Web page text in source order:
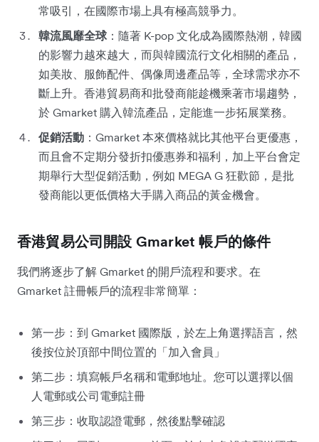
常吸引，在國際市場上具有極高競爭力。
韓流風靡全球：隨著 K-pop 文化成為國際熱潮，韓國
的影響力越來越大，而與韓國流行文化相關的產品，
如美妝、服飾配件、偶像周邊產品等，全球需求亦不
斷上升。香港貿易商和批發商能趁機乘著市場趨勢，
於 Gmarket 購入韓流產品，定能進一步拓展業務。
促銷活動 ：Gmarket 本來價格就比其他平台更優惠，
而且會不定期分發折扣優惠券和福利，加上平台會定
期舉行大型促銷活動，例如 MEGA G 狂歡節，是批
發商能以更低價格大手購入商品的黃金機會。
香港貿易公司開設 Gmarket 帳戶的條件
我們將逐步了解 Gmarket 的開戶流程和要求。在
Gmarket 註冊帳戶的流程非常簡單：
第一步：到 Gmarket 國際版，於左上角選擇語言，然
後按位於頂部中間位置的「加入會員」
第二步：填寫帳戶名稱和電郵地址。您可以選擇以個
人電郵或公司電郵註冊
第三步：收取認證電郵，然後點擊確認